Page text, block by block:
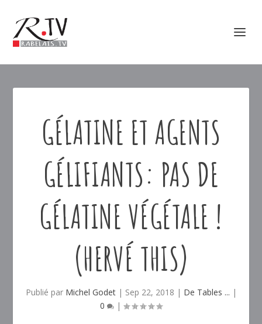
GÉLATINE ET AGENTS
GÉLIFIANTS: PAS DE
GÉLATINE VÉGÉTALE !
(HERVÉ THIS)
Publié par Michel Godet| Sep 22, 2018 | De Tables ... |
0
|